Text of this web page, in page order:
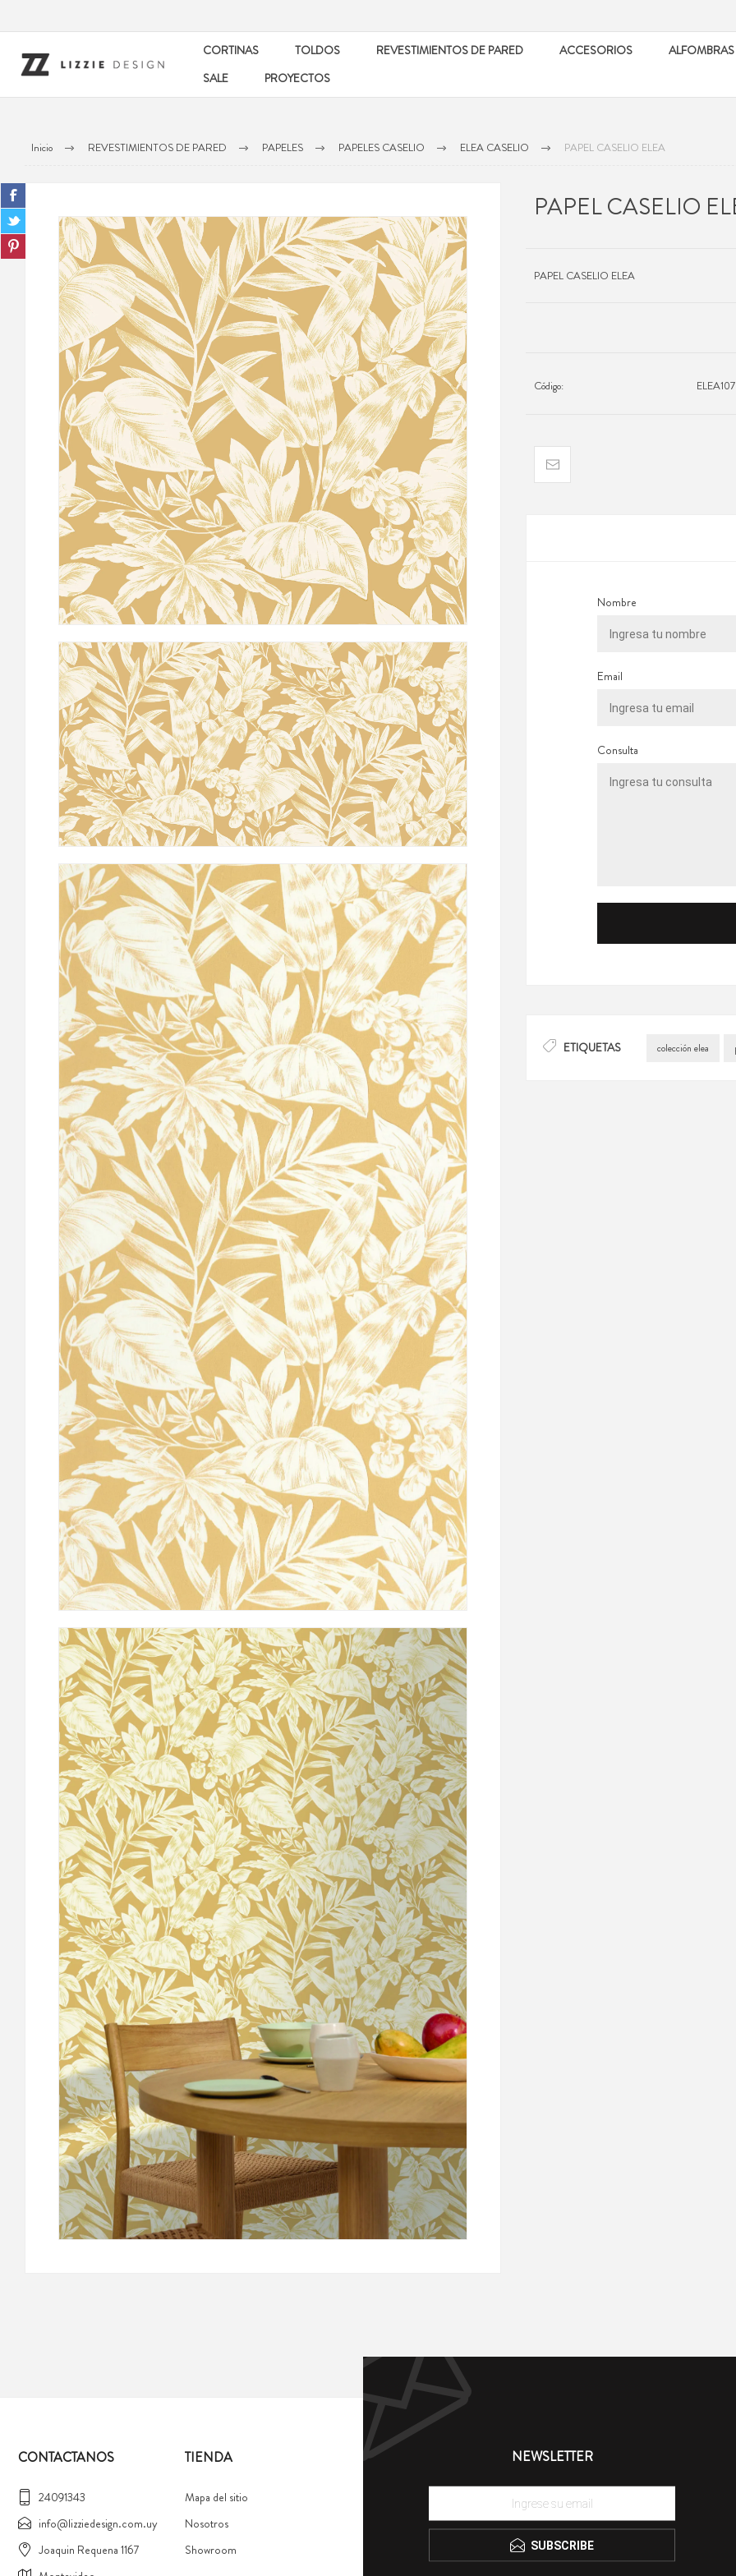
CORTINAS TOLDOS REVESTIMIENTOS DE PARED ACCESORIOS ALFOMBRAS
SALE
PROYECTOS
Inicio REVESTIMIENTOS DE PARED PAPELES PAPELES CASELIO ELEA CASELIO PAPEL CASELIO ELEA
PAPEL CASELIO
PAPEL CASELIO ELEA
Código:
Nombre
Email
Consulta
ETIQUETAS colección elea
NEWSLETTER
SUBSCRIBE
CONTACTANOS
24091343
info@lizziedesign.com.uy
Joaquin Requena 1167
TIENDA
Mapa del sitio
Nosotros
Showroom